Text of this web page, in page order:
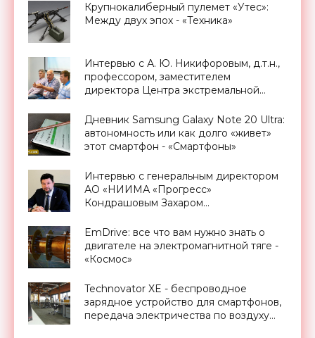
Крупнокалиберный пулемет «Утес»:
Между двух эпох - «Техника»
Интервью с А. Ю. Никифоровым, д.т.н.,
профессором, заместителем
директора Центра экстремальной
МИФИ - «Смартфоны»
Дневник Samsung Galaxy Note 20 Ultra:
автономность или как долго «живет»
этот смартфон - «Смартфоны»
Интервью с генеральным директором
АО «НИИМА «Прогресс»
Кондрашовым Захаром
Форума «Микроэлектроника-2021» -
«Смартфоны»
EmDrive: все что вам нужно знать о
двигателе на электромагнитной тяге -
«Космос»
Technovator XE - беспроводное
зарядное устройство для смартфонов,
передача электричества по воздуху